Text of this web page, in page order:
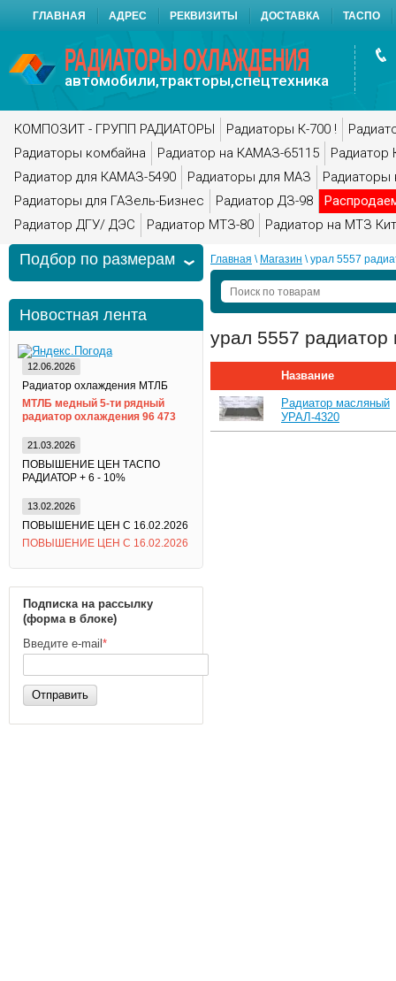
ГЛАВНАЯ АДРЕС РЕКВИЗИТЫ ДОСТАВКА ТАСПО
РАДИАТОРЫ ОХЛАЖДЕНИЯ
автомобили,тракторы,спецтехника
КОМПОЗИТ - ГРУПП РАДИАТОРЫ Радиаторы К-700 !
Радиаторы комбайна
Радиатор на КАМАЗ-65115
Радиатор
Радиатор для КАМАЗ-5490
Радиаторы для МАЗ
Радиаторы
Радиаторы для ГАЗель-Бизнес
Радиатор ДЗ-98
Радиатор ДГУ/ ДЭС
Радиатор МТЗ-80 Радиатор на МТЗ
Подбор по размерам
Новостная лента
12.06.2026
Радиатор охлаждения МТЛБ
МТЛБ медный 5-ти рядный
радиатор охлаждения 96 473
21.03.2026
ПОВЫШЕНИЕ ЦЕН ТАСПО
РАДИАТОР + 6 - 10%
13.02.2026
ПОВЫШЕНИЕ ЦЕН С 16.02.2026
ПОВЫШЕНИЕ ЦЕН С 16.02.2026
Подписка на рассылку
(форма в блоке)
Введите e-mail *
Отправить
Главная \ Магазин \ урал 5557
урал 5557
Название
Радиатор масляный
УРАЛ-4320